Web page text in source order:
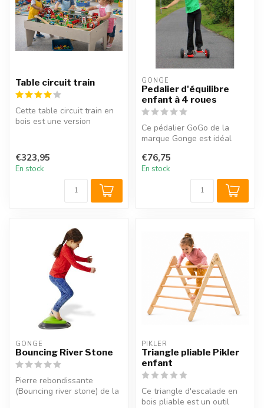
Table circuit train
Cette table circuit train en
bois est une version
€323,95
En stock
GONGE
Pedalier d'équilibre
enfant à 4 roues
Ce pédalier GoGo de la
marque Gonge est idéal
la noti...
€76,75
En stock
GONGE
Bouncing River Stone
Pierre rebondissante
(Bouncing river stone) de la
PIKLER
Triangle pliable Pikler
enfant
Ce triangle d'escalade en
bois pliable est un outil